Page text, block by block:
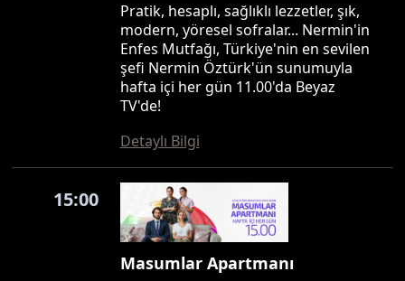
Pratik, hesaplı, sağlıklı lezzetler, şık,
modern, yöresel sofralar... Nermin'in
Enfes Mutfağı, Türkiye'nin en sevilen
şefi Nermin Öztürk'ün sunumuyla
hafta içi her gün 11.00'da Beyaz
TV'de!
Detaylı Bilgi
15:00
Masumlar Apartmanı